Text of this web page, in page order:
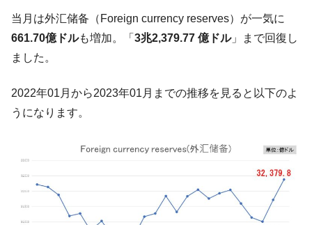
『Money1』
韓国政府「ニセＫ-ブランドを通報しようキ
ャンペーン」⇒ あの名物教授も登場！
『Money1』
『Money1』
韓国鉄鋼最大手『POSCO』ズブズブ沈む。
営業利益80.2％も減少
にぶん殴る法案」提出！⇒ クーパン問題は合衆国企業に対
『Money1』
韓国ボンクラ政策室長･金容範、株価暴落に
他人事のような発言。
当月は外汇储备（Foreign currency reserves）が一気に
661.70億ドルも増加。「 3兆2,379.77 億ドル」まで回復し
ました。
2022年01月から2023年01月までの推移を見ると以下のよ
うになります。